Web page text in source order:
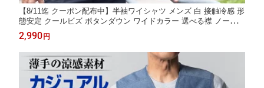
【8/11迄 クーポン配布中】半袖ワイシャツ メンズ 白 接触冷感 形
態安定 クールビズ ボタンダウン ワイドカラー 選べる襟 ノーアイ
ロン ビジネスシャツ 夏用【2点でクーポン値引き 対象商品】
2,990円